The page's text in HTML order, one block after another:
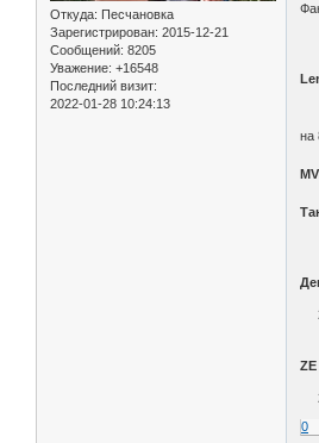
Откуда: Песчановка
Зарегистрирован: 2015-12-21
Сообщений: 8205
Уважение: +16548
Последний визит:
2022-01-28 10:24:13
на
ZE
0